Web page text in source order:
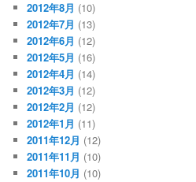
2012年8月 (10)
2012年7月 (13)
2012年6月 (12)
2012年5月 (16)
2012年4月 (14)
2012年3月 (12)
2012年2月 (12)
2012年1月 (11)
2011年12月 (12)
2011年11月 (10)
2011年10月 (10)